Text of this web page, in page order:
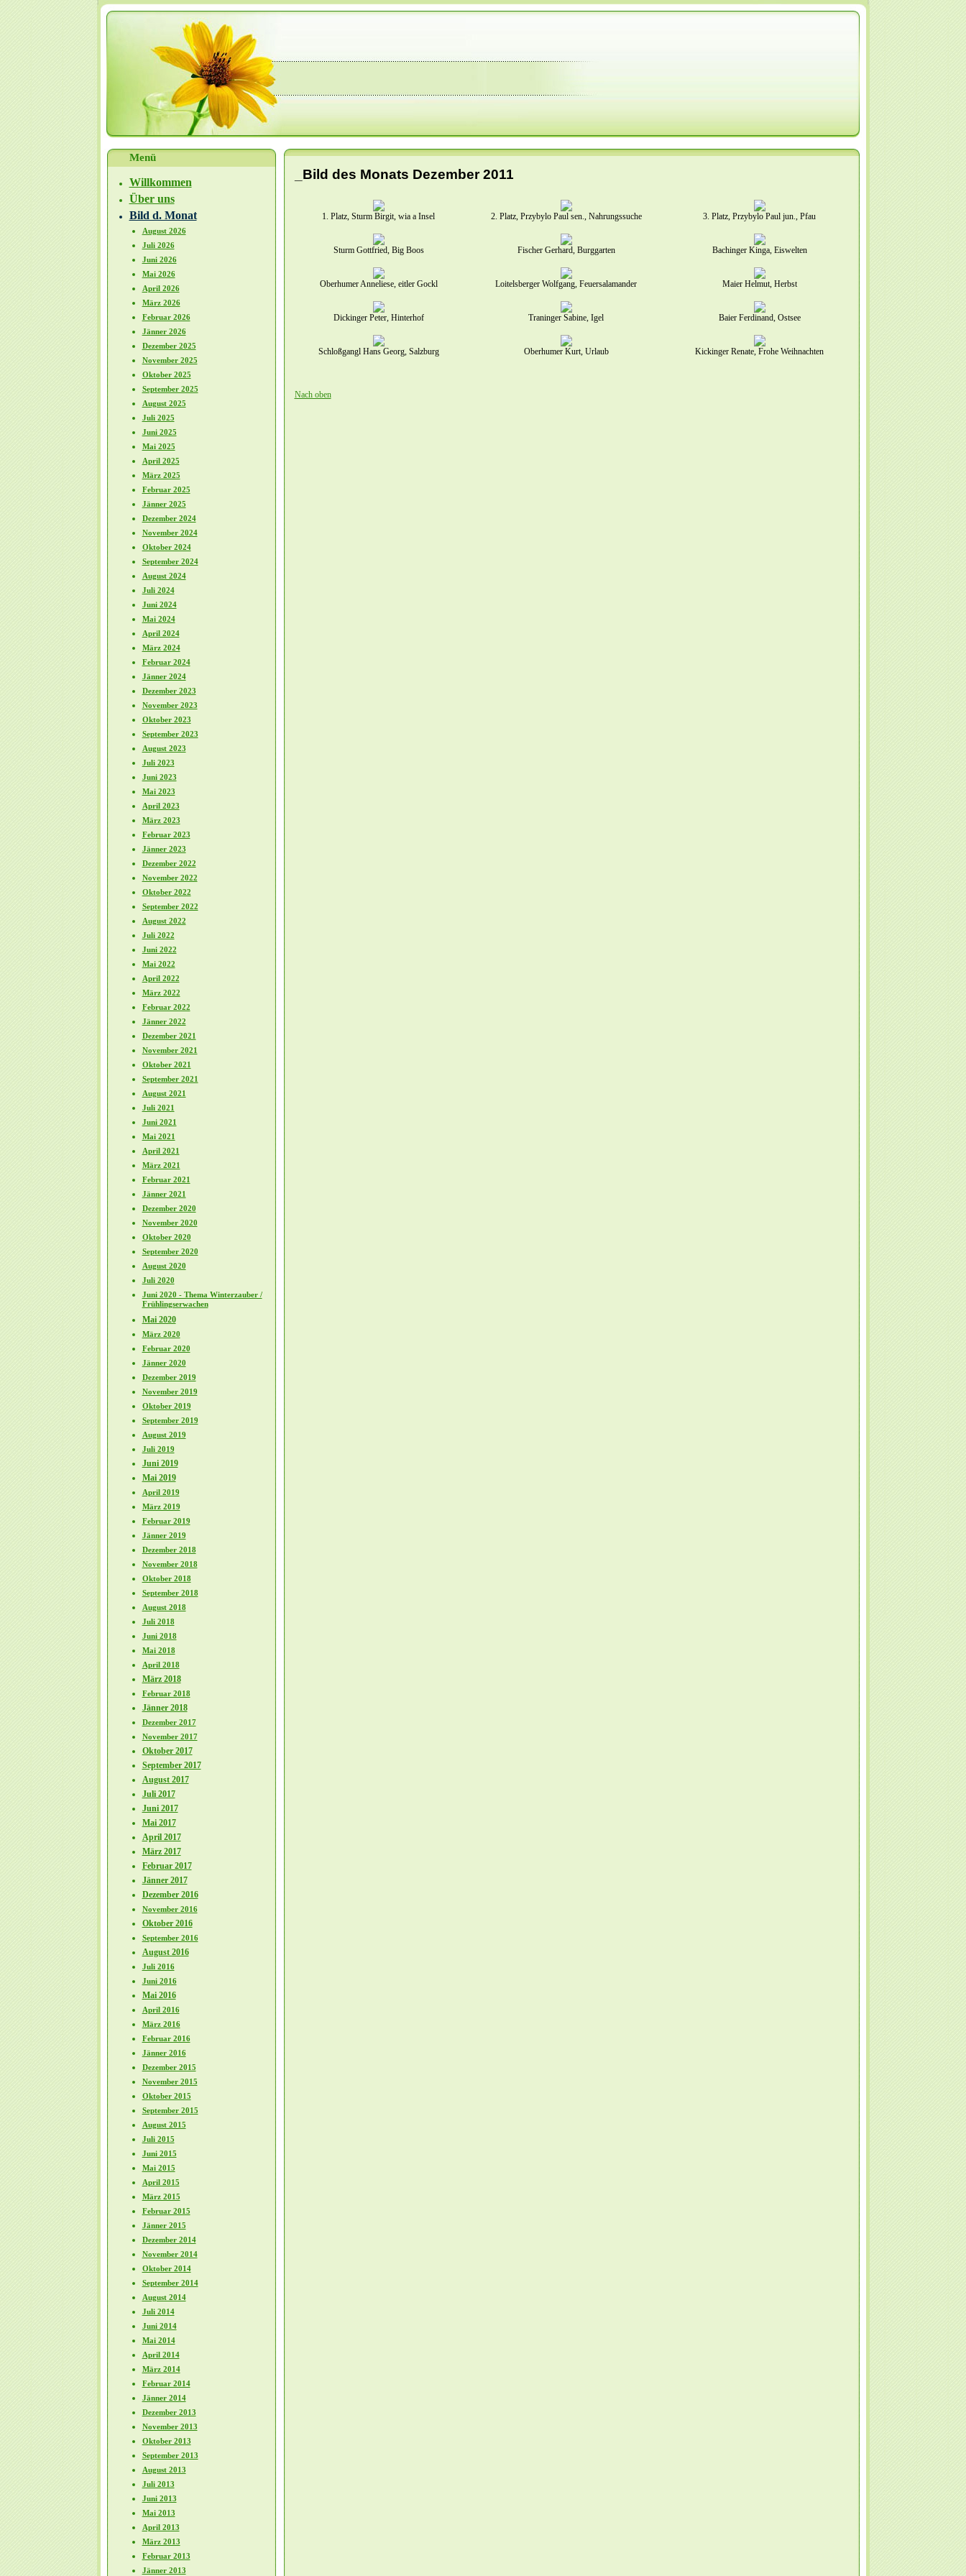
Menü
Willkommen
Über uns
Bild d. Monat
August 2026
Juli 2026
Juni 2026
Mai 2026
April 2026
März 2026
Februar 2026
Jänner 2026
Dezember 2025
November 2025
Oktober 2025
September 2025
August 2025
Juli 2025
Juni 2025
Mai 2025
April 2025
März 2025
Februar 2025
Jänner 2025
Dezember 2024
November 2024
Oktober 2024
September 2024
August 2024
Juli 2024
Juni 2024
Mai 2024
April 2024
März 2024
Februar 2024
Jänner 2024
Dezember 2023
November 2023
Oktober 2023
September 2023
August 2023
Juli 2023
Juni 2023
Mai 2023
April 2023
März 2023
Februar 2023
Jänner 2023
Dezember 2022
November 2022
Oktober 2022
September 2022
August 2022
Juli 2022
Juni 2022
Mai 2022
April 2022
März 2022
Februar 2022
Jänner 2022
Dezember 2021
November 2021
Oktober 2021
September 2021
August 2021
Juli 2021
Juni 2021
Mai 2021
April 2021
März 2021
Februar 2021
Jänner 2021
Dezember 2020
November 2020
Oktober 2020
September 2020
August 2020
Juli 2020
Juni 2020 - Thema Winterzauber /
Frühlingserwachen
Mai 2020
März 2020
Februar 2020
Jänner 2020
Dezember 2019
November 2019
Oktober 2019
September 2019
August 2019
Juli 2019
Juni 2019
Mai 2019
April 2019
März 2019
Februar 2019
Jänner 2019
Dezember 2018
November 2018
Oktober 2018
September 2018
August 2018
Juli 2018
Juni 2018
Mai 2018
April 2018
März 2018
Februar 2018
Jänner 2018
Dezember 2017
November 2017
Oktober 2017
September 2017
August 2017
Juli 2017
Juni 2017
Mai 2017
April 2017
März 2017
Februar 2017
Jänner 2017
Dezember 2016
November 2016
Oktober 2016
September 2016
August 2016
Juli 2016
Juni 2016
Mai 2016
April 2016
März 2016
Februar 2016
Jänner 2016
Dezember 2015
November 2015
Oktober 2015
September 2015
August 2015
Juli 2015
Juni 2015
Mai 2015
April 2015
März 2015
Februar 2015
Jänner 2015
Dezember 2014
November 2014
Oktober 2014
September 2014
August 2014
Juli 2014
Juni 2014
Mai 2014
April 2014
März 2014
Februar 2014
Jänner 2014
Dezember 2013
November 2013
Oktober 2013
September 2013
August 2013
Juli 2013
Juni 2013
Mai 2013
April 2013
März 2013
Februar 2013
Jänner 2013
_Bild des Monats Dezember 2011
1. Platz, Sturm Birgit, wia a Insel 2. Platz, Przybylo Paul sen., Nahrungssuche 3. Platz, Przybylo Paul jun., Pfau
Sturm Gottfried, Big Boos Fischer Gerhard, Burggarten Bachinger Kinga, Eiswelten
Oberhumer Anneliese, eitler Gockl Loitelsberger Wolfgang, Feuersalamander Maier Helmut, Herbst
Dickinger Peter, Hinterhof Traninger Sabine, Igel Baier Ferdinand, Ostsee
Schloßgangl Hans Georg, Salzburg Oberhumer Kurt, Urlaub Kickinger Renate, Frohe Weihnachten
Nach oben